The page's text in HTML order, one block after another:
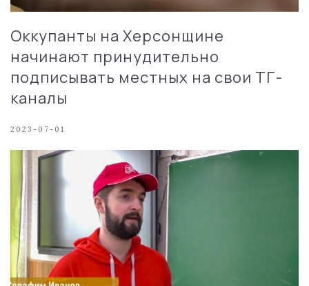
Оккупанты на Херсонщине
начинают принудительно
подписывать местных на свои ТГ-
каналы
2023-07-01